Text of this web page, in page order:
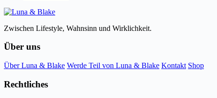
Zwischen Lifestyle, Wahnsinn und Wirklichkeit.
Über uns
Über Luna & Blake Werde Teil von Luna & Blake Kontakt Shop
Rechtliches